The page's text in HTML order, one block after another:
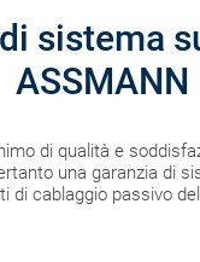
sistema
ASSMANN
di qualità e
una garanzia di
di cablaggio passivo